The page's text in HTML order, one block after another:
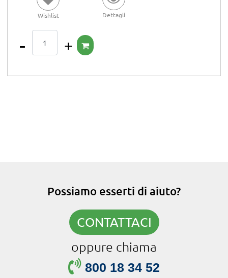
Wishlist Dettagli
Possiamo esserti di aiuto?
CONTATTACI
oppure chiama
800 18 34 52